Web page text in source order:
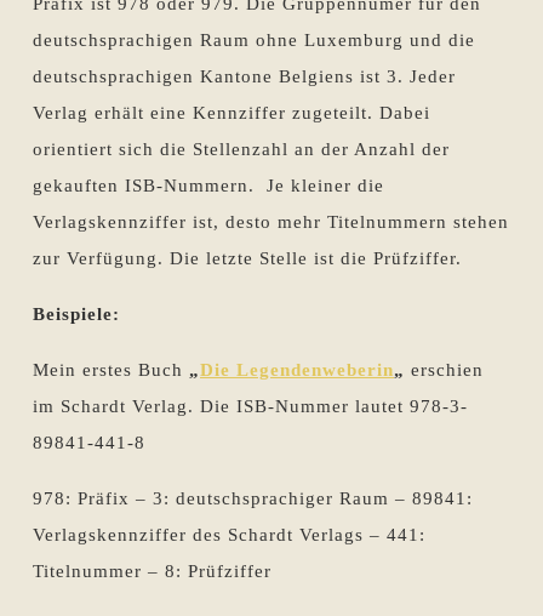
deutschsprachigen Raum ohne Luxemburg und die
deutschsprachigen Kantone Belgiens ist 3. Jeder
Verlag erhält eine Kennziffer zugeteilt. Dabei
orientiert sich die Stellenzahl an der Anzahl der
gekauften ISB-Nummern. Je kleiner die
Verlagskennziffer ist, desto mehr Titelnummern stehen
zur Verfügung. Die letzte Stelle ist die Prüfziffer.
Beispiele:
Mein erstes Buch „Die Legendenweberin„ erschien
im Schardt Verlag. Die ISB-Nummer lautet 978-3-
89841-441-8
978: Präfix – 3: deutschsprachiger Raum – 89841:
Verlagskennziffer des Schardt Verlags – 441:
Titelnummer – 8: Prüfziffer